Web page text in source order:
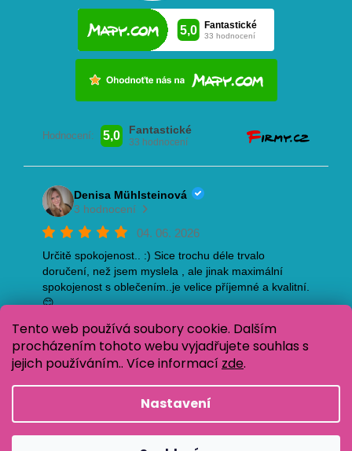
Tento web používá soubory cookie. Dalším
procházením tohoto webu vyjadřujete souhlas s
jejich používáním.. Více informací zde.
Nastavení
Copyright 2026Oblečení pro děti Baja Design.